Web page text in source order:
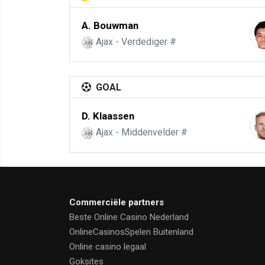
A. Bouwman
Ajax - Verdediger #
GOAL
D. Klaassen
Ajax - Middenvelder #
Commerciële partners
Beste Online Casino Nederland
OnlineCasinosSpelen Buitenland
Online casino legaal
Goksites